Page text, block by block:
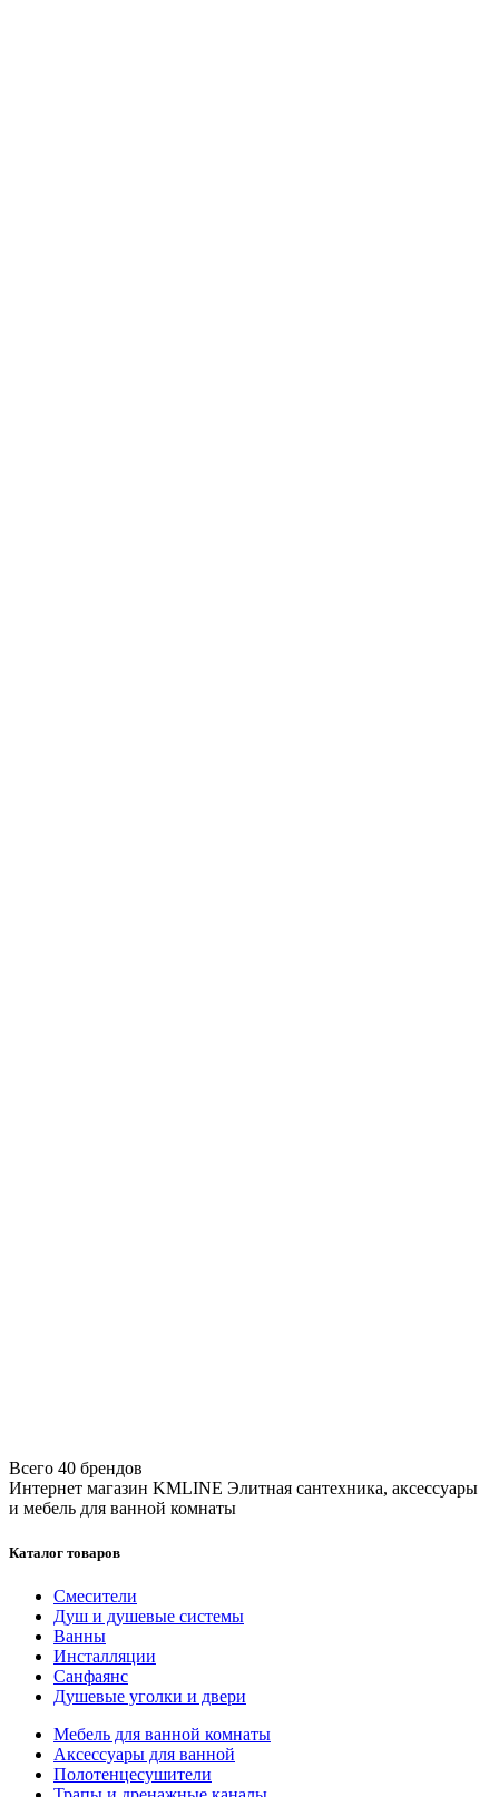
Всего 40 брендов
Интернет магазин KMLINE Элитная сантехника, аксессуары
и мебель для ванной комнаты
Каталог товаров
Смесители
Душ и душевые системы
Ванны
Инсталляции
Санфаянс
Душевые уголки и двери
Мебель для ванной комнаты
Аксессуары для ванной
Полотенцесушители